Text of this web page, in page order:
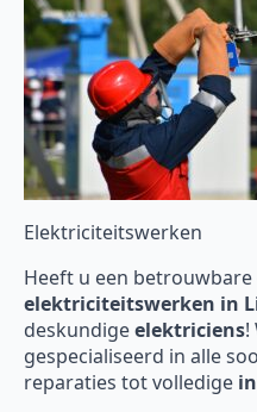
Elektriciteitswerken
Heeft u een betrouwbare
elektriciteitswerken in
deskundigeelektriciens!
gespecialiseerd in alle
reparaties tot volledige